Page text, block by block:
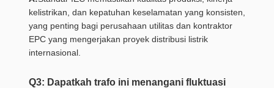
kelistrikan, dan kepatuhan keselamatan yang konsisten,
yang penting bagi perusahaan utilitas dan kontraktor
EPC yang mengerjakan proyek distribusi listrik
internasional.
Q3: Dapatkah trafo ini menangani fluktuasi